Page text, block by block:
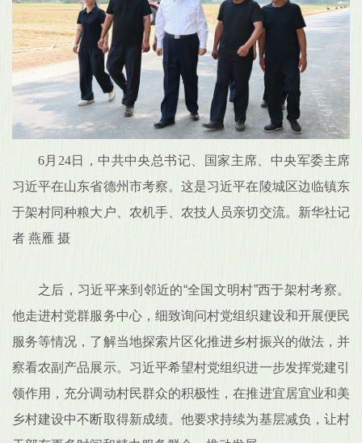
6月24日，中共中央总书记、国家主席、中央军委主席
习近平在山东省德州市考察。这是习近平在陵城区边临镇东
于架村同种粮大户、农机手、农技人员亲切交流。新华社记
者 燕雁 摄
之后，习近平来到邻近的“全国文明村”西于架村考察。
他走进村党群服务中心，细致询问村党组织建设和开展便民
服务等情况，了解当地探索片区化推进乡村振兴的做法，并
察看农副产品展示。习近平希望村党组织进一步发挥党建引
领作用，充分调动村民群众的积极性，在推进宜居宜业和美
乡村建设中不断取得新成绩。他要求持续为基层减负，让村